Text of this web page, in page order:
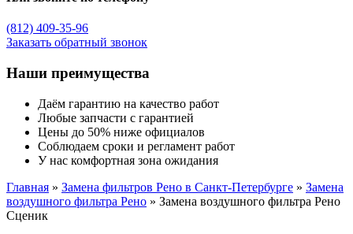
(812) 409-35-96
Заказать обратный звонок
Наши преимущества
Даём гарантию на качество работ
Любые запчасти с гарантией
Цены до 50% ниже официалов
Соблюдаем сроки и регламент работ
У нас комфортная зона ожидания
Главная » Замена фильтров Рено в Санкт-Петербурге » Замена
воздушного фильтра Рено » Замена воздушного фильтра Рено
Сценик